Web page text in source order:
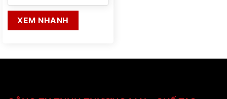
XEM NHANH